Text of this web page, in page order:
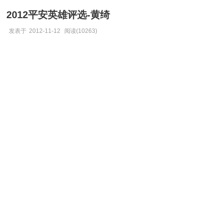
2012平安英雄评选-黄绮
发表于 2012-11-12 阅读(10263)